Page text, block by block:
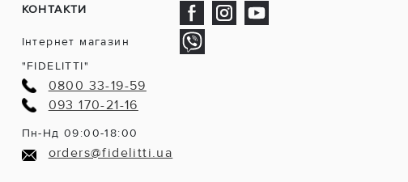
КОНТАКТИ
Інтернет магазин
"FIDELITTI"
0800 33-19-59
093 170-21-16
Пн-Нд 09:00-18:00
orders@fidelitti.ua